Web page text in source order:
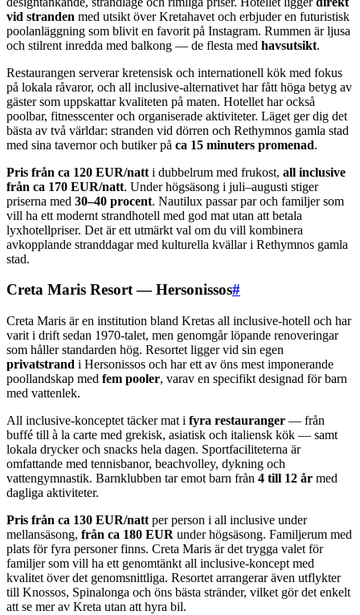
vid stranden med utsikt över Kretahavet och erbjuder en futuristisk
poolanläggning som blivit en favorit på Instagram. Rummen är ljusa
och stilrent inredda med balkong — de flesta med havsutsikt.
Restaurangen serverar kretensisk och internationell kök med fokus
på lokala råvaror, och all inclusive-alternativet har fått höga betyg av
gäster som uppskattar kvaliteten på maten. Hotellet har också
poolbar, fitnesscenter och organiserade aktiviteter. Läget ger dig det
bästa av två världar: stranden vid dörren och Rethymnos gamla stad
med sina tavernor och butiker på ca 15 minuters promenad.
Pris från ca 120 EUR/natt i dubbelrum med frukost, all inclusive
från ca 170 EUR/natt. Under högsäsong i juli–augusti stiger
priserna med 30–40 procent. Nautilux passar par och familjer som
vill ha ett modernt strandhotell med god mat utan att betala
lyxhotellpriser. Det är ett utmärkt val om du vill kombinera
avkopplande stranddagar med kulturella kvällar i Rethymnos gamla
stad.
Creta Maris Resort — Hersonissos#
Creta Maris är en institution bland Kretas all inclusive-hotell och har
varit i drift sedan 1970-talet, men genomgår löpande renoveringar
som håller standarden hög. Resortet ligger vid sin egen
privatstrand i Hersonissos och har ett av öns mest imponerande
poollandskap med fem pooler, varav en specifikt designad för barn
med vattenlek.
All inclusive-konceptet täcker mat i fyra restauranger — från
buffé till à la carte med grekisk, asiatisk och italiensk kök — samt
lokala drycker och snacks hela dagen. Sportfaciliteterna är
omfattande med tennisbanor, beachvolley, dykning och
vattengymnastik. Barnklubben tar emot barn från 4 till 12 år med
dagliga aktiviteter.
Pris från ca 130 EUR/natt per person i all inclusive under
mellansäsong, från ca 180 EUR under högsäsong. Familjerum med
plats för fyra personer finns. Creta Maris är det trygga valet för
familjer som vill ha ett genomtänkt all inclusive-koncept med
kvalitet över det genomsnittliga. Resortet arrangerar även utflykter
till Knossos, Spinalonga och öns bästa stränder, vilket gör det enkelt
att se mer av Kreta utan att hyra bil.